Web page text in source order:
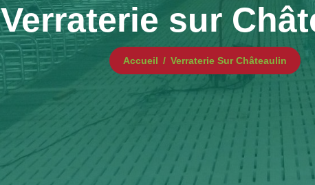
Verraterie sur
Accueil Verraterie Sur Châteaulin